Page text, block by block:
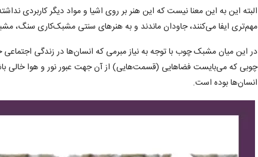
البته این به این معنا نیست که این هنر بر روی اشیا و مواد دیگر کاربردی
مهم‌تری ایفا می‌کنند، جاودان ماندند و به هنرهای سنتی مشبک‌کاری
در این میان مشبک چوب با توجه به نیاز مبرمی که انسان‌ها در زندگی اجتماعی
چوبی که می‌بایست فضاهایی (قسمت‌هایی) از آن جهت عبور نور و هوا خالی
انسان‌ها بوده است.